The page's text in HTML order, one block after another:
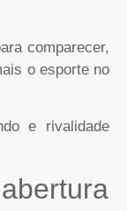
comparecer,
o esporte no
e rivalidade